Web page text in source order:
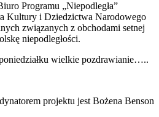
Programu „Niepodległa”
Kultury i Dziedzictwa Narodowego
związanych z obchodami setnej
niepodległości.
wielkie pozdrawianie…..
projektu jest Bożena Benson